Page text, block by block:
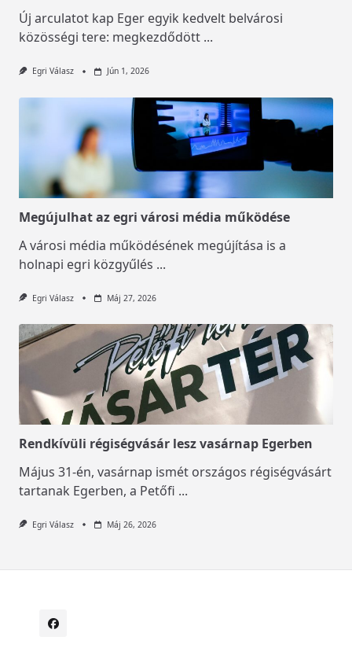
Új arculatot kap Eger egyik kedvelt belvárosi
közösségi tere: megkezdődött ...
Egri Válasz Jún 1, 2026
Megújulhat az egri városi média működése
A városi média működésének megújítása is a
holnapi egri közgyűlés ...
Egri Válasz Máj 27, 2026
Rendkívüli régiségvásár lesz vasárnap Egerben
Május 31-én, vasárnap ismét országos régiségvásárt
tartanak Egerben, a Petőfi ...
Egri Válasz Máj 26, 2026